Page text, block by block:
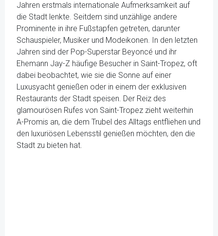
Jahren erstmals internationale Aufmerksamkeit auf
die Stadt lenkte. Seitdem sind unzählige andere
Prominente in ihre Fußstapfen getreten, darunter
Schauspieler, Musiker und Modeikonen. In den letzten
Jahren sind der Pop-Superstar Beyoncé und ihr
Ehemann Jay-Z häufige Besucher in Saint-Tropez, oft
dabei beobachtet, wie sie die Sonne auf einer
Luxusyacht genießen oder in einem der exklusiven
Restaurants der Stadt speisen. Der Reiz des
glamourösen Rufes von Saint-Tropez zieht weiterhin
A-Promis an, die dem Trubel des Alltags entfliehen und
den luxuriösen Lebensstil genießen möchten, den die
Stadt zu bieten hat.